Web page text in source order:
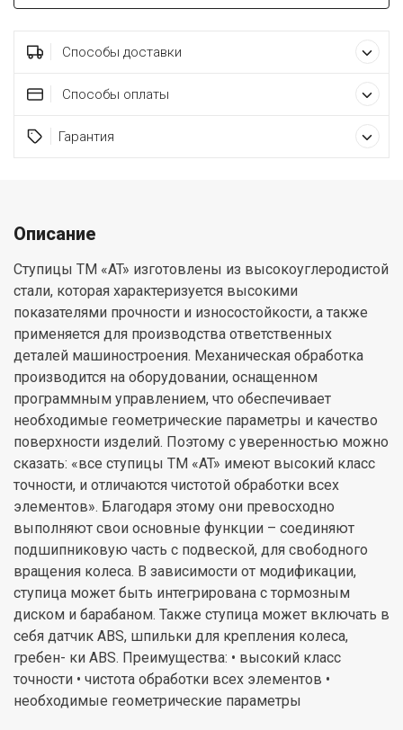
Способы доставки
Способы оплаты
Гарантия
Описание
Ступицы ТМ «AT» изготовлены из высокоуглеродистой
стали, которая характеризуется высокими
показателями прочности и износостойкости, а также
применяется для производства ответственных
деталей машиностроения. Механическая обработка
производится на оборудовании, оснащенном
программным управлением, что обеспечивает
необходимые геометрические параметры и качество
поверхности изделий. Поэтому с уверенностью можно
сказать: «все ступицы ТМ «AT» имеют высокий класс
точности, и отличаются чистотой обработки всех
элементов». Благодаря этому они превосходно
выполняют свои основные функции – соединяют
подшипниковую часть с подвеской, для свободного
вращения колеса. В зависимости от модификации,
ступица может быть интегрирована с тормозным
диском и барабаном. Также ступица может включать в
себя датчик ABS, шпильки для крепления колеса,
гребен- ки ABS. Преимущества: • высокий класс
точности • чистота обработки всех элементов •
необходимые геометрические параметры